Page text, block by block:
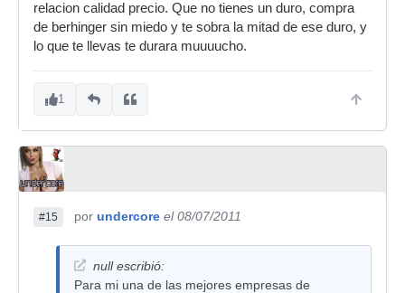
relacion calidad precio. Que no tienes un duro, compra
de berhinger sin miedo y te sobra la mitad de ese duro, y
lo que te llevas te durara muuuucho.
1
#15 por undercore el 08/07/2011
null escribió:
Para mi una de las mejores empresas de